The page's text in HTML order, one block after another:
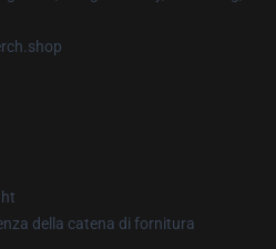
della catena di fornitura